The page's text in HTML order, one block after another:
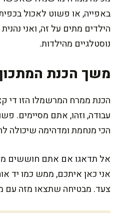
באפייה, או פשוט לאכול
הילדים מתים על זה, ואני
נוסטלגיים מהילדות.
משך הכנת
עבודה, וזהו, אתם מסיימים.
הכי מנחמת ומדהימה שיכולה
אל תדאגו אם אתם חוששים
אני כאן איתכם, ממש כמו יד
צעד. מבטיחה שתצאו מזה עם